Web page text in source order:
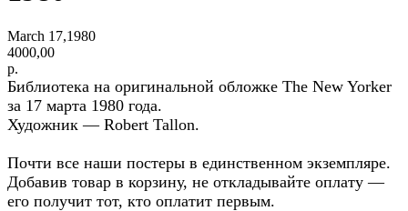
March 17,1980
4000,00
р.
Библиотека на оригинальной обложке The New Yorker
за 17 марта 1980 года.
Художник — Robert Tallon.
Почти все наши постеры в единственном экземпляре.
Добавив товар в корзину, не откладывайте оплату —
его получит тот, кто оплатит первым.